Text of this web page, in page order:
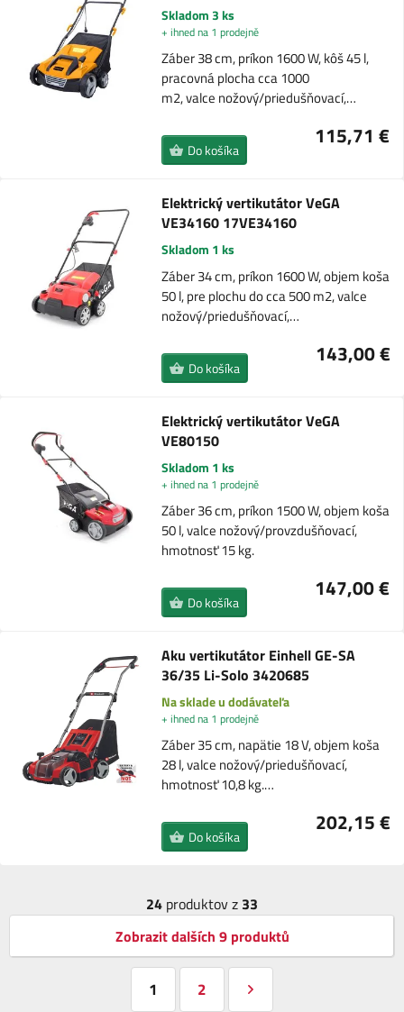
Skladom 3 ks
+ ihned na 1 prodejně
Záber 38 cm, príkon 1600 W, kôš 45 l,
pracovná plocha cca 1000
m2, valce nožový/priedušňovací,…
115,71 €
Do košíka
Elektrický vertikutátor VeGA
VE34160 17VE34160
Skladom 1 ks
Záber 34 cm, príkon 1600 W, objem koša
50 l, pre plochu do cca 500 m2, valce
nožový/priedušňovací,…
143,00 €
Do košíka
Elektrický vertikutátor VeGA
VE80150
Skladom 1 ks
+ ihned na 1 prodejně
Záber 36 cm, príkon 1500 W, objem koša
50 l, valce nožový/provzdušňovací,
hmotnosť 15 kg.
147,00 €
Do košíka
Aku vertikutátor Einhell GE-SA
36/35 Li-Solo 3420685
Na sklade u dodávateľa
+ ihned na 1 prodejně
Záber 35 cm, napätie 18 V, objem koša
28 l, valce nožový/priedušňovací,
hmotnosť 10,8 kg.…
202,15 €
Do košíka
24 produktov z 33
Zobrazit dalších 9 produktů
1 2